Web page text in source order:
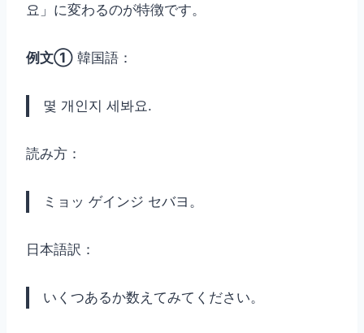
요」に変わるのが特徴です。
例文① 韓国語：
몇 개인지 세봐요.
読み方：
ミョッ ゲインジ セバヨ。
日本語訳：
いくつあるか数えてみてください。